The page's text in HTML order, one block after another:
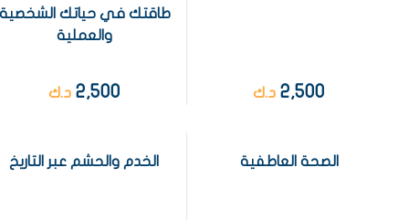
2,500 د.ك
طاقتك في حياتك
والعملية
2,500 د.ك
الصحة العاطفية الخدم والحشم عبر التاريخ